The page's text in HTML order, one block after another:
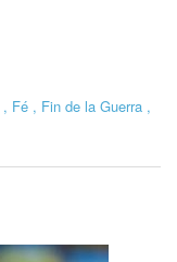
, Fé , Fin de la Guerra ,